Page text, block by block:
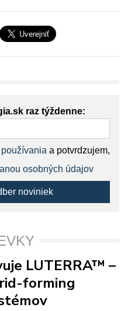
raz týždenne:
a potvrdzujem,
osobných údajov
noviniek
LUTERRA™ –
forming